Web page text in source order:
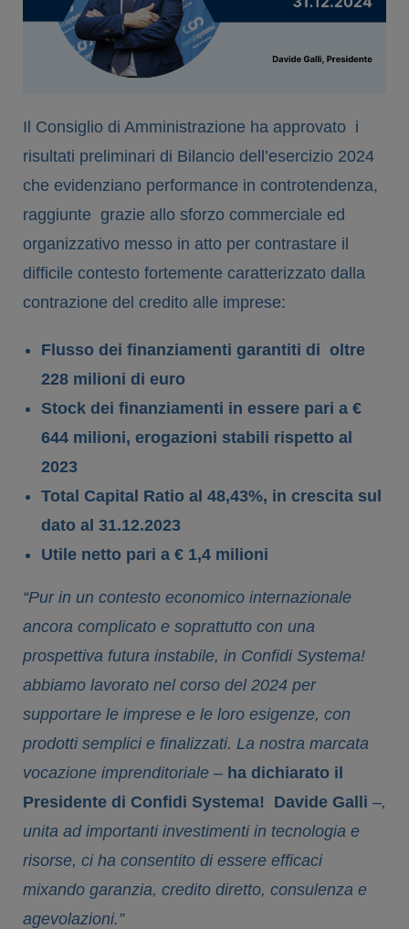
Il Consiglio di Amministrazione ha approvato i
risultati preliminari di Bilancio dell’esercizio 2024
che evidenziano performance in controtendenza,
raggiunte grazie allo sforzo commerciale ed
organizzativo messo in atto per contrastare il
difficile contesto fortemente caratterizzato dalla
contrazione del credito alle imprese:
Flusso dei finanziamenti garantiti di oltre
228 milioni di euro
Stock dei finanziamenti in essere pari a €
644 milioni, erogazioni stabili rispetto al
2023
Total Capital Ratio al 48,43%, in crescita sul
dato al 31.12.2023
Utile netto pari a € 1,4 milioni
“Pur in un contesto economico internazionale
ancora complicato e soprattutto con una
prospettiva futura instabile, in Confidi Systema!
abbiamo lavorato nel corso del 2024 per
supportare le imprese e le loro esigenze, con
prodotti semplici e finalizzati. La nostra marcata
vocazione imprenditoriale – ha dichiarato il
Presidente di Confidi Systema! Davide Galli –,
unita ad importanti investimenti in tecnologia e
risorse, ci ha consentito di essere efficaci
mixando garanzia, credito diretto, consulenza e
agevolazioni.”